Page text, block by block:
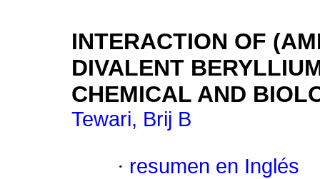
INTERACTION OF
DIVALENT
CHEMICAL AND
Tewari, Brij B
· resumen en Inglés